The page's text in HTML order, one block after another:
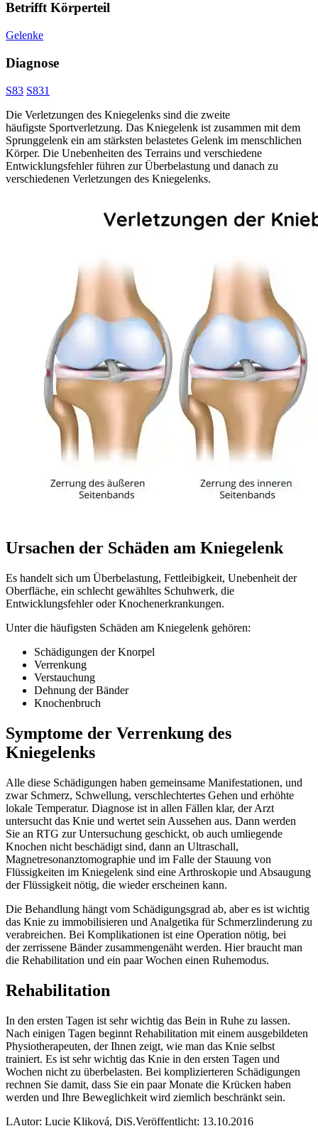
Betrifft Körperteil
Gelenke
Diagnose
S83 S831
Die Verletzungen des Kniegelenks sind die zweite
häufigste Sportverletzung. Das Kniegelenk ist zusammen mit dem
Sprunggelenk ein am stärksten belastetes Gelenk im menschlichen
Körper. Die Unebenheiten des Terrains und verschiedene
Entwicklungsfehler führen zur Überbelastung und danach zu
verschiedenen Verletzungen des Kniegelenks.
Ursachen der Schäden am Kniegelenk
Es handelt sich um Überbelastung, Fettleibigkeit, Unebenheit der
Oberfläche, ein schlecht gewähltes Schuhwerk, die
Entwicklungsfehler oder Knochenerkrankungen.
Unter die häufigsten Schäden am Kniegelenk gehören:
Schädigungen der Knorpel
Verrenkung
Verstauchung
Dehnung der Bänder
Knochenbruch
Symptome der Verrenkung des
Kniegelenks
Alle diese Schädigungen haben gemeinsame Manifestationen, und
zwar Schmerz, Schwellung, verschlechtertes Gehen und erhöhte
lokale Temperatur. Diagnose ist in allen Fällen klar, der Arzt
untersucht das Knie und wertet sein Aussehen aus. Dann werden
Sie an RTG zur Untersuchung geschickt, ob auch umliegende
Knochen nicht beschädigt sind, dann an Ultraschall,
Magnetresonanztomographie und im Falle der Stauung von
Flüssigkeiten im Kniegelenk sind eine Arthroskopie und Absaugung
der Flüssigkeit nötig, die wieder erscheinen kann.
Die Behandlung hängt vom Schädigungsgrad ab, aber es ist wichtig
das Knie zu immobilisieren und Analgetika für Schmerzlinderung zu
verabreichen. Bei Komplikationen ist eine Operation nötig, bei
der zerrissene Bänder zusammengenäht werden. Hier braucht man
die Rehabilitation und ein paar Wochen einen Ruhemodus.
Rehabilitation
In den ersten Tagen ist sehr wichtig das Bein in Ruhe zu lassen.
Nach einigen Tagen beginnt Rehabilitation mit einem ausgebildeten
Physiotherapeuten, der Ihnen zeigt, wie man das Knie selbst
trainiert. Es ist sehr wichtig das Knie in den ersten Tagen und
Wochen nicht zu überbelasten. Bei komplizierteren Schädigungen
rechnen Sie damit, dass Sie ein paar Monate die Krücken haben
werden und Ihre Beweglichkeit wird ziemlich beschränkt sein.
LAutor: Lucie Kliková, DiS.Veröffentlicht: 13.10.2016